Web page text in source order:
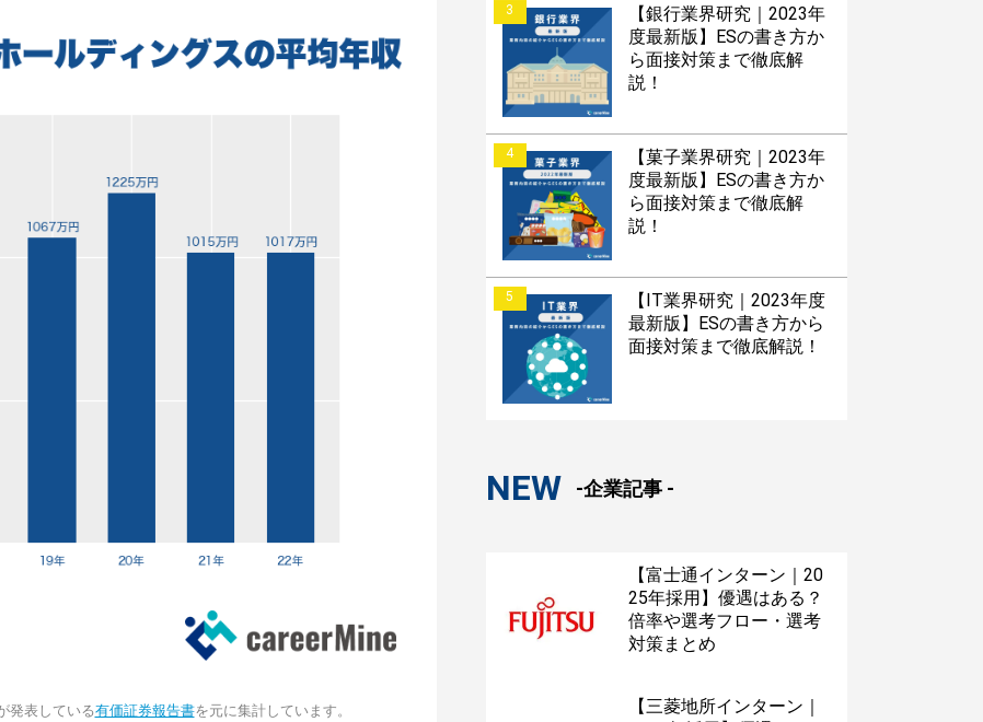
発表している有価証券報告書を元に集計しています。
3
【銀行業界研究｜2023年
度最新版】ESの書き方か
ら面接対策まで徹底解
説！
4
【菓子業界研究｜2023年
度最新版】ESの書き方か
ら面接対策まで徹底解
説！
5
【IT業界研究｜2023年度
最新版】ESの書き方から
面接対策まで徹底解説！
NEW -企業記事 -
【富士通インターン｜20
25年採用】優遇はある？
倍率や選考フロー・選考
対策まとめ
【三菱地所インターン｜